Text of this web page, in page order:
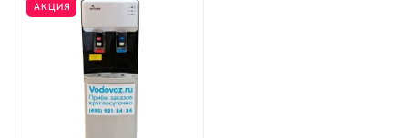
АКЦИЯ